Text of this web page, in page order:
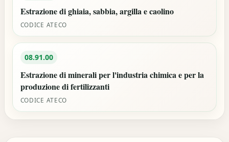
Estrazione di ghiaia, sabbia, argilla e caolino
CODICE ATECO
08.91.00
Estrazione di minerali per l'industria chimica e per la
produzione di fertilizzanti
CODICE ATECO